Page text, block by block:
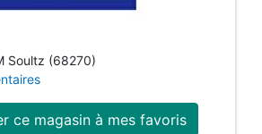
Soultz (68270)
ce magasin à mes favoris